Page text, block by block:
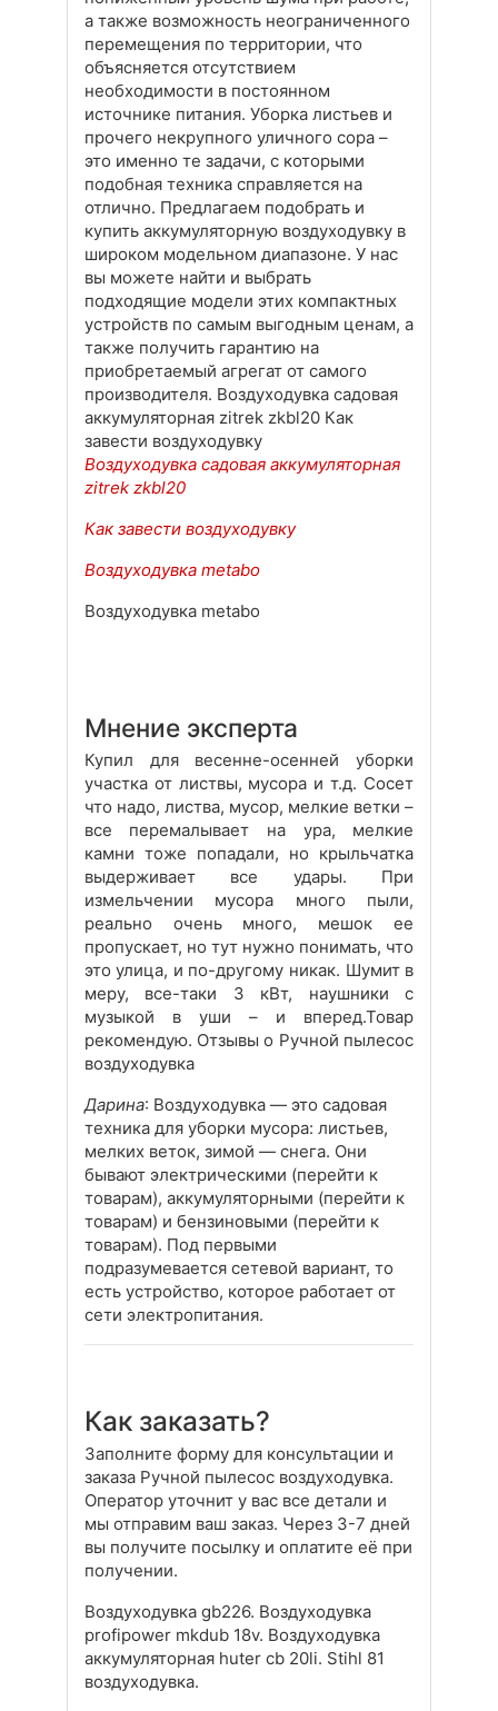
а также возможность неограниченного
перемещения по территории, что
объясняется отсутствием
необходимости в постоянном
источнике питания. Уборка листьев и
прочего некрупного уличного сора –
это именно те задачи, с которыми
подобная техника справляется на
отлично. Предлагаем подобрать и
купить аккумуляторную воздуходувку в
широком модельном диапазоне. У нас
вы можете найти и выбрать
подходящие модели этих компактных
устройств по самым выгодным ценам, а
также получить гарантию на
приобретаемый агрегат от самого
производителя. Воздуходувка садовая
аккумуляторная zitrek zkbl20 Как
завести воздуходувку
Воздуходувка садовая аккумуляторная
zitrek zkbl20
Как завести воздуходувку
Воздуходувка metabo
Воздуходувка metabo
Мнение эксперта
Купил для весенне-осенней уборки
участка от листвы, мусора и т.д. Сосет
что надо, листва, мусор, мелкие ветки –
все перемалывает на ура, мелкие
камни тоже попадали, но крыльчатка
выдерживает все удары. При
измельчении мусора много пыли,
реально очень много, мешок ее
пропускает, но тут нужно понимать, что
это улица, и по-другому никак. Шумит в
меру, все-таки 3 кВт, наушники с
музыкой в уши – и вперед.Товар
рекомендую. Отзывы о Ручной пылесос
воздуходувка
Дарина: Воздуходувка — это садовая
техника для уборки мусора: листьев,
мелких веток, зимой — снега. Они
бывают электрическими (перейти к
товарам), аккумуляторными (перейти к
товарам) и бензиновыми (перейти к
товарам). Под первыми
подразумевается сетевой вариант, то
есть устройство, которое работает от
сети электропитания.
Как заказать?
Заполните форму для консультации и
заказа Ручной пылесос воздуходувка.
Оператор уточнит у вас все детали и
мы отправим ваш заказ. Через 3-7 дней
вы получите посылку и оплатите её при
получении.
Воздуходувка gb226. Воздуходувка
profipower mkdub 18v. Воздуходувка
аккумуляторная huter cb 20li. Stihl 81
воздуходувка.